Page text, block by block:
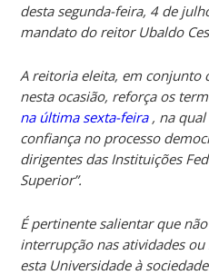
desta segunda-feira, 4 de
mandato do reitor Ubaldo
A reitoria eleita, em conjunto
nesta ocasião, reforça os
na última sexta-feira, na qual
confiança no processo
dirigentes das Instituições
Superior”.
É pertinente salientar que
interrupção nas atividades
esta Universidade à